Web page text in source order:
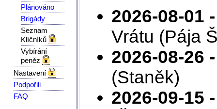
Plánováno
Brigády
Seznam
Klíčníků
Vybírání
peněz
Nastavení
Podpořili
FAQ
2026-08-01
Vrátu (Pája
2026-08-26
(Staněk)
2026-09-15